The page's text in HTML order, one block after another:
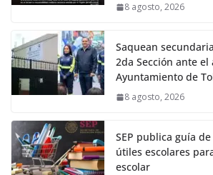
8 agosto, 2026
Saquean
2da Sección ante
Ayuntamiento de
8 agosto, 2026
SEP publica guía
útiles escolares
escolar